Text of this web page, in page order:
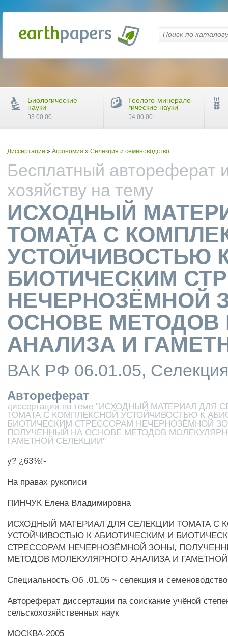
Диссертации »Агрономия »Селекция и семеноводство
Бесплатный автореферат
хозяйству на тему
ИСХОДНЫЙ
ТОМАТА С
УСТОЙЧИВОСТЬЮ
БИОТИЧЕСКИМ
НЕЧЕРНОЗЁМНОЙ
ОСНОВЕ МЕТОДОВ
АНАЛИЗА И
ВАК РФ 06.01.05,
Автореферат
диссертации по теме "ИСХОДНЫЙ МАТЕРИАЛ ДЛЯ
ТОМАТА С КОМПЛЕКСНОЙ УСТОЙЧИВОСТЬЮ К
БИОТИЧЕСКИМ СТРЕССОРАМ НЕЧЕРНОЗЁМНОЙ
ПОЛУЧЕННЫЙ НА ОСНОВЕ МЕТОДОВ
ГАМЕТНОЙ СЕЛЕКЦИИ"
у? ¿63%!-
На правах рукописи
ПИНЧУК Елена Владимировна
ИСХОДНЫЙ МАТЕРИАЛ ДЛЯ СЕЛЕКЦИИ ТОМАТА С
УСТОЙЧИВОСТЬЮ К АБИОТИЧЕСКИМ И
СТРЕССОРАМ НЕЧЕРНОЗЁМНОЙ ЗОНЫ,
МЕТОДОВ МОЛЕКУЛЯРНОГО АНАЛИЗА И
Специальность Об .01.05 ~ селекция и семеноводство
Автореферат диссертации па соискание учёной
сельскохозяйственных наук
МОСКВА-2005
Биологические
науки
03.00.00
Геолого-минерало-
гические науки
04.00.00